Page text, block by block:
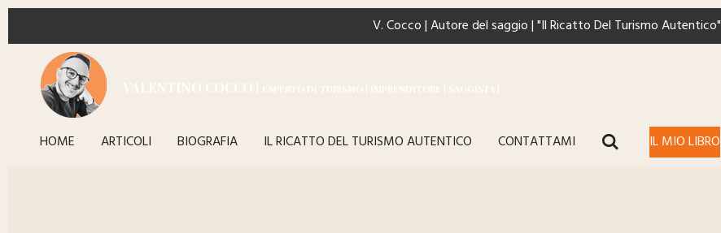
al
contenuto
principale
V. Cocco | Autore del saggio | "Il Ricatto Del Turismo Autentico"
VALENTINO COCCO | ESPERTO DI TURISMO | IMPRENDITORE | SAGGISTA |
HOME ARTICOLI BIOGRAFIA IL RICATTO DEL TURISMO AUTENTICO CONTATTAMI IL MIO LIBRO